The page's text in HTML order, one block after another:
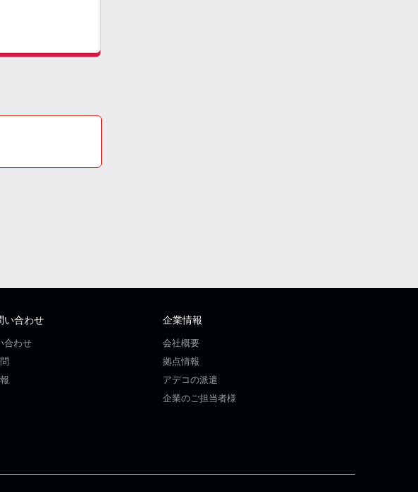
い合わせ
合わせ
企業情報
会社概要
拠点情報
アデコの派遣
企業のご担当者様